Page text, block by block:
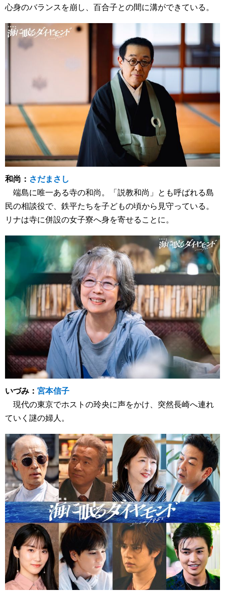
心身のバランスを崩し、百合子との間に溝ができている。
和尚： さだまさし
端島に唯一ある寺の和尚。「説教和尚」とも呼ばれる島
民の相談役で、鉄平たちを子どもの頃から見守っている。
リナは寺に併設の女子寮へ身を寄せることに。
いづみ： 宮本信子
現代の東京でホストの玲央に声をかけ、突然長崎へ連れ
ていく謎の婦人。